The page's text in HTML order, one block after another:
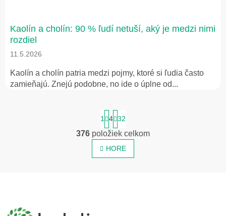
Kaolín a cholín: 90 % ľudí netuší, aký je medzi nimi
rozdiel
11.5.2026
Kaolín a cholín patria medzi pojmy, ktoré si ľudia často
zamieňajú. Znejú podobne, no ide o úplne od...
O
v
l
t
r
á
n
k
1 4 32
376 položiek celkom
HORE